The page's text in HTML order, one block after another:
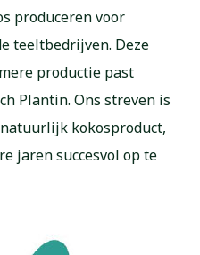
produceren voor
teeltbedrijven. Deze
productie past
Plantin. Ons streven is
kokosproduct,
jaren succesvol op te